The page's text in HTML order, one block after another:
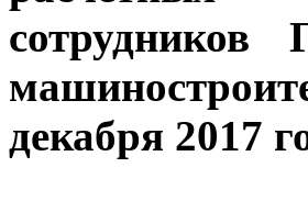
декабря 2017